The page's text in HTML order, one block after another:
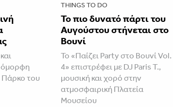
όμορφη
Πάρκο του
THINGS TO DO
Το πιο δυνατό πάρτι του
Αυγούστου στήνεται στο
Βουνί
Το «Παίζει Party στο Βουνί Vol.
4» επιστρέφει με DJ Paris T.,
μουσική και χορό στην
ατμοσφαιρική Πλατεία
Μουσείου